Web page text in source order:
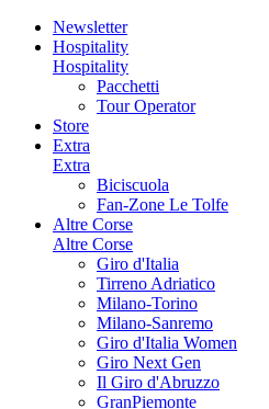
Newsletter
Hospitality
Hospitality
Pacchetti
Tour Operator
Store
Extra
Extra
Biciscuola
Fan-Zone Le Tolfe
Altre Corse
Altre Corse
Giro d'Italia
Tirreno Adriatico
Milano-Torino
Milano-Sanremo
Giro d'Italia Women
Giro Next Gen
Il Giro d'Abruzzo
GranPiemonte